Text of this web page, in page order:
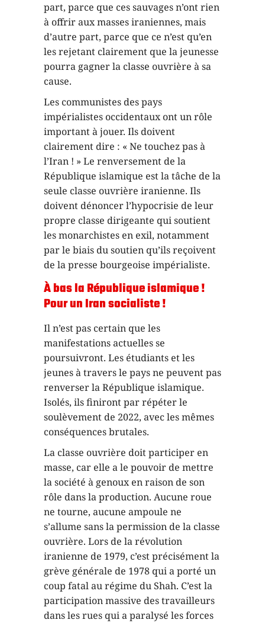
part, parce que ces sauvages n’ont rien
à offrir aux masses iraniennes, mais
d’autre part, parce que ce n’est qu’en
les rejetant clairement que la jeunesse
pourra gagner la classe ouvrière à sa
cause.
Les communistes des pays
impérialistes occidentaux ont un rôle
important à jouer. Ils doivent
clairement dire : « Ne touchez pas à
l’Iran ! » Le renversement de la
République islamique est la tâche de la
seule classe ouvrière iranienne. Ils
doivent dénoncer l’hypocrisie de leur
propre classe dirigeante qui soutient
les monarchistes en exil, notamment
par le biais du soutien qu’ils reçoivent
de la presse bourgeoise impérialiste.
À bas la République islamique !
Pour un Iran socialiste !
Il n’est pas certain que les
manifestations actuelles se
poursuivront. Les étudiants et les
jeunes à travers le pays ne peuvent pas
renverser la République islamique.
Isolés, ils finiront par répéter le
soulèvement de 2022, avec les mêmes
conséquences brutales.
La classe ouvrière doit participer en
masse, car elle a le pouvoir de mettre
la société à genoux en raison de son
rôle dans la production. Aucune roue
ne tourne, aucune ampoule ne
s’allume sans la permission de la classe
ouvrière. Lors de la révolution
iranienne de 1979, c’est précisément la
grève générale de 1978 qui a porté un
coup fatal au régime du Shah. C’est la
participation massive des travailleurs
dans les rues qui a paralysé les forces